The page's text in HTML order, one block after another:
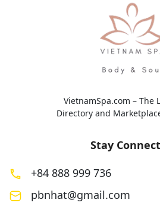
VietnamSpa.com – The
Directory and
Stay
+84 888 999 736
pbnhat@gmail.com